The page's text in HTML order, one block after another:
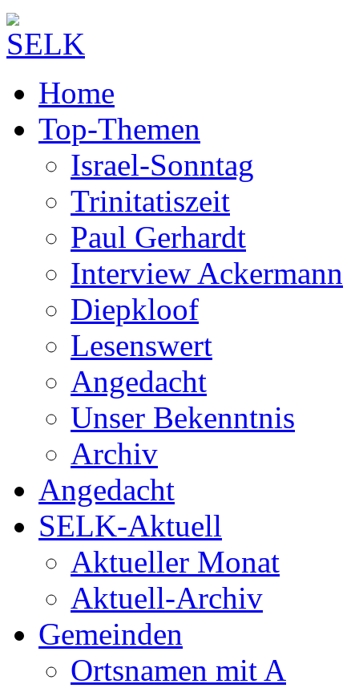
Home
Top-Themen
Israel-Sonntag
Trinitatiszeit
Paul Gerhardt
Interview Ackermann
Diepkloof
Lesenswert
Angedacht
Unser Bekenntnis
Archiv
Angedacht
SELK-Aktuell
Aktueller Monat
Aktuell-Archiv
Gemeinden
Ortsnamen mit A